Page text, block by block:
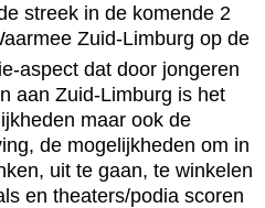
streek in de komende 2
Zuid-Limburg op de
aspect dat door jongeren
aan Zuid-Limburg is het
maar ook de
de mogelijkheden om in
uit te gaan, te winkelen
en theaters/podia scoren